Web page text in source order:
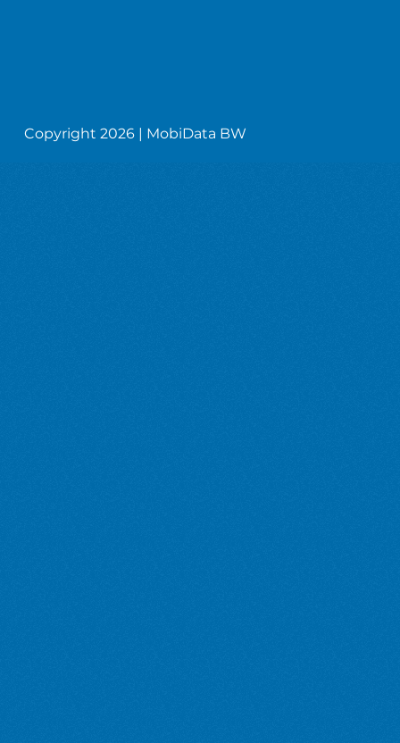
Copyright 2026 | MobiData BW